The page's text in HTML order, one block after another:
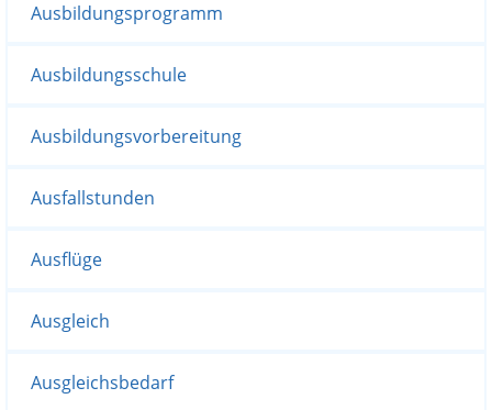
Ausbildungsprogramm
Ausbildungsschule
Ausbildungsvorbereitung
Ausfallstunden
Ausflüge
Ausgleich
Ausgleichsbedarf